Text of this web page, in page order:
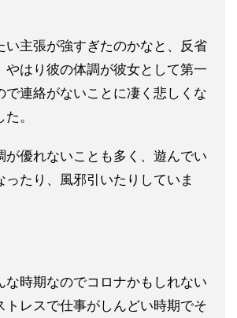
い主張が強すぎたのかなと、反省
やはり彼の体調が彼女として第一
で連絡がないことに凄く悲しくな
。
が優れないことも多く、遊んでい
ったり、風邪引いたりしていま
な時期なのでコロナかもしれない
トレスで仕事がしんどい時期でそ